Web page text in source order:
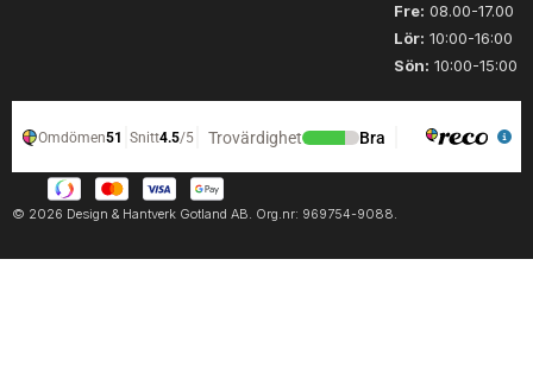
Fre: 08.00-17.00
Lör: 10:00-16:00
Sön: 10:00-15:00
© 2026 Design & Hantverk Gotland AB. Org.nr: 969754-9088.